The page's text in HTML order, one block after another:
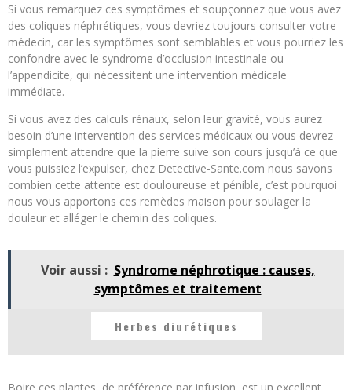
Si vous remarquez ces symptômes et soupçonnez que vous avez
des coliques néphrétiques, vous devriez toujours consulter votre
médecin, car les symptômes sont semblables et vous pourriez les
confondre avec le syndrome d’occlusion intestinale ou
l’appendicite, qui nécessitent une intervention médicale
immédiate.
Si vous avez des calculs rénaux, selon leur gravité, vous aurez
besoin d’une intervention des services médicaux ou vous devrez
simplement attendre que la pierre suive son cours jusqu’à ce que
vous puissiez l’expulser, chez Detective-Sante.com nous savons
combien cette attente est douloureuse et pénible, c’est pourquoi
nous vous apportons ces remèdes maison pour soulager la
douleur et alléger le chemin des coliques.
Voir aussi : Syndrome néphrotique : causes,
symptômes et traitement
Herbes diurétiques
Boire ces plantes, de préférence par infusion, est un excellent